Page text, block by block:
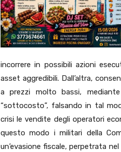
incorrere in possibili azioni
asset aggredibili. Dall’altra,
a prezzi molto bassi,
“sottocosto”, falsando in tal
crisi le vendite degli operatori
questo modo i militari della
un’evasione fiscale, perpetrata